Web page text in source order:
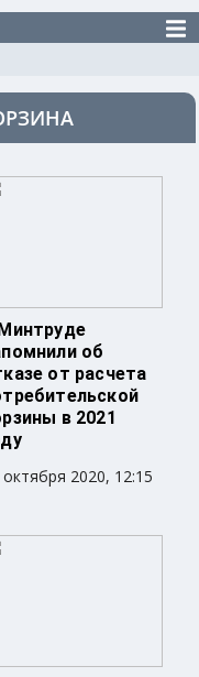
об
от расчета
в 2021
октября 2020, 12:15